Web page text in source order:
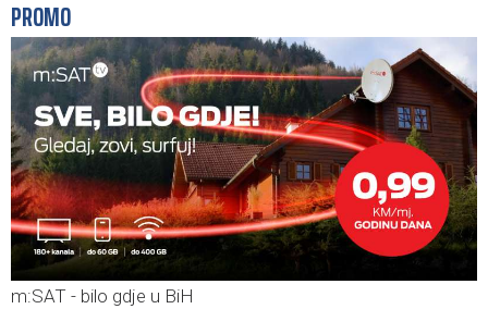
PROMO
m:SAT - bilo gdje u BiH